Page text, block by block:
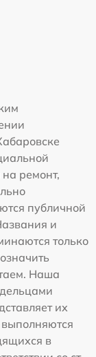
ремонт,
публичной
и
только
Наша
их
в